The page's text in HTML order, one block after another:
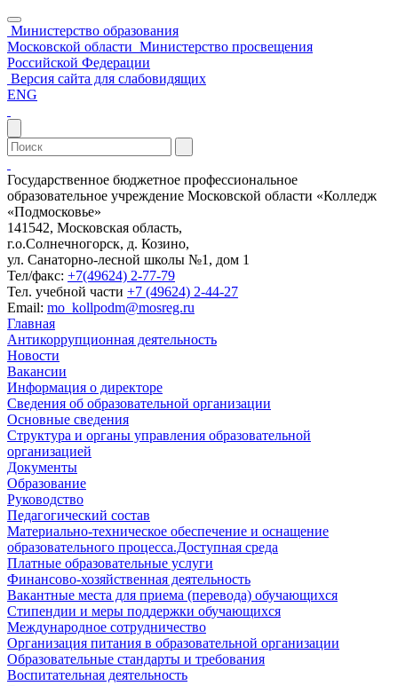
Министерство образования
Московской области Министерство просвещения
Российской Федерации
Версия сайта для слабовидящих
ENG
Государственное бюджетное профессиональное
образовательное учреждение Московской области «Колледж
«Подмосковье»
141542, Московская область,
г.о.Солнечногорск, д. Козино,
ул. Санаторно-лесной школы №1, дом 1
Тел/факс: +7(49624) 2-77-79
Тел. учебной части +7 (49624) 2-44-27
Email: mo_kollpodm@mosreg.ru
Главная
Антикоррупционная деятельность
Новости
Вакансии
Информация о директоре
Сведения об образовательной организации
Основные сведения
Структура и органы управления образовательной
организацией
Документы
Образование
Руководство
Педагогический состав
Материально-техническое обеспечение и оснащение
образовательного процесса.Доступная среда
Платные образовательные услуги
Финансово-хозяйственная деятельность
Вакантные места для приема (перевода) обучающихся
Стипендии и меры поддержки обучающихся
Международное сотрудничество
Организация питания в образовательной организации
Образовательные стандарты и требования
Воспитательная деятельность